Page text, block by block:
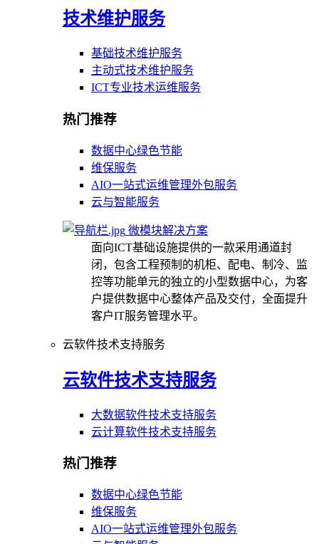
技术维护服务
基础技术维护服务
主动式技术维护服务
ICT专业技术运维服务
热门推荐
数据中心绿色节能
维保服务
AIO一站式运维管理外包服务
云与智能服务
微模块解决方案
面向ICT基础设施提供的一款采用通道封
闭，包含工程预制的机柜、配电、制冷、监
控等功能单元的独立的小型数据中心，为客
户提供数据中心整体产品及交付，全面提升
客户IT服务管理水平。
云软件技术支持服务
云软件技术支持服务
大数据软件技术支持服务
云计算软件技术支持服务
热门推荐
数据中心绿色节能
维保服务
AIO一站式运维管理外包服务